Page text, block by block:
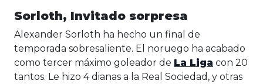
Sorloth, Invitado sorpresa
Alexander Sorloth ha hecho un final de
temporada sobresaliente. El noruego ha acabado
como tercer máximo goleador de La Liga con 20
tantos. Le hizo 4 dianas a la Real Sociedad, y otras